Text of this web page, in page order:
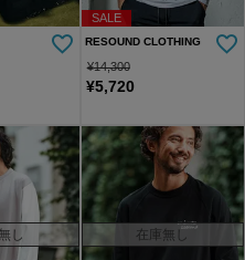
SALE
RESOUND CLOTHING
¥14,300
¥5,720
し 在庫無し